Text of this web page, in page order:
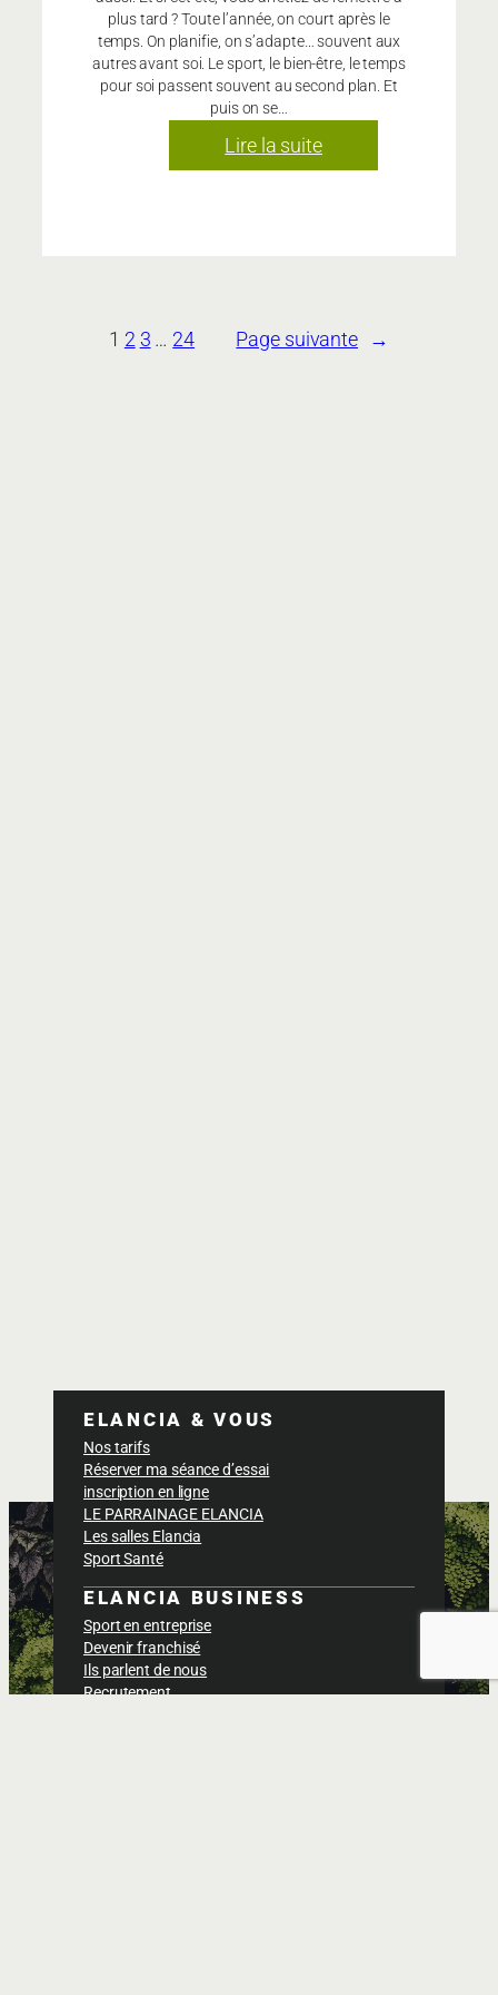
plus tard ? Toute l’année, on court après le
temps. On planifie, on s’adapte… souvent aux
autres avant soi. Le sport, le bien-être, le temps
pour soi passent souvent au second plan. Et
puis on se…
Lire la suite:
Juillet
1 2 3 … 24 Page suivante →
ELANCIA & VOUS
Nos tarifs
Réserver ma séance d’essai
inscription en ligne
LE PARRAINAGE ELANCIA
Les salles Elancia
Sport Santé
ELANCIA BUSINESS
Sport en entreprise
Devenir franchisé
Ils parlent de nous
Recrutement